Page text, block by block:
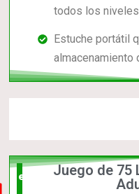
todos los
Estuche portátil
almacenamiento
el mas
Juego de 75